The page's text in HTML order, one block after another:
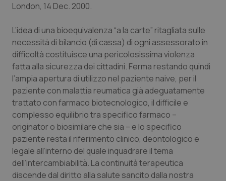
Tiroide
Tumore al seno
Tumore ovarico
Tumori del Polmone & Testa Collo
Tumori gastrointestinali
Ulcera & Reflusso
Vaccini
London, 14 Dec. 2000.
L’idea di una bioequivalenza “a la carte” ritagliata sulle
necessità di bilancio (di cassa) di ogni assessorato in
difficoltà costituisce una pericolosissima violenza
fatta alla sicurezza dei cittadini. Ferma restando quindi
l’ampia apertura di utilizzo nel paziente naive, per il
paziente con malattia reumatica già adeguatamente
trattato con farmaco biotecnologico, il difficile e
complesso equilibrio tra specifico farmaco –
originator o biosimilare che sia – e lo specifico
paziente resta il riferimento clinico, deontologico e
legale all’interno del quale inquadrare il tema
dell’intercambiabilità. La continuità terapeutica
discende dal diritto alla salute sancito dalla nostra